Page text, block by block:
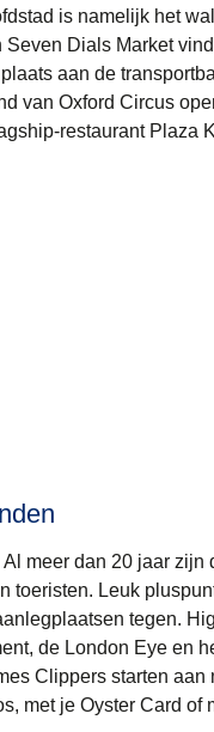
is namelijk het
Seven Dials Marketvind
aan de
van Oxford Circus
restaurantPlaza
meer dan 20 jaar zijn
toeristen. Leuk
tegen.
de London Eye en
Clippers starten aan
met je Oyster Card of